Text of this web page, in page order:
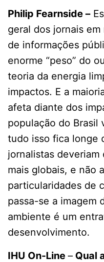
Philip Fearnside –
geral dos jornais
de informações
enorme “peso” do
teoria da energia
impactos. E a
afeta diante dos
população do Brasil
tudo isso fica longe
jornalistas
mais globais, e não
particularidades de
passa-se a imagem
ambiente é um
desenvolvimento.
IHU On-Line – Qual